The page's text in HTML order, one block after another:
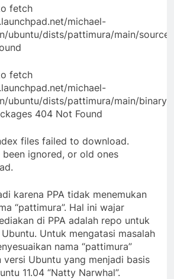
fetch
michael-
ubuntu/dists/pattimura/main/source/
fetch
michael-
ubuntu/dists/pattimura/main/binary-
404 Not Found
files failed to download.
been ignored, or old ones
karena PPA tidak menemukan
“pattimura”. Hal ini wajar
di PPA adalah repo untuk
Untuk mengatasi masalah
nama “pattimura”
Ubuntu yang menjadi basis
11.04 “Natty Narwhal”.